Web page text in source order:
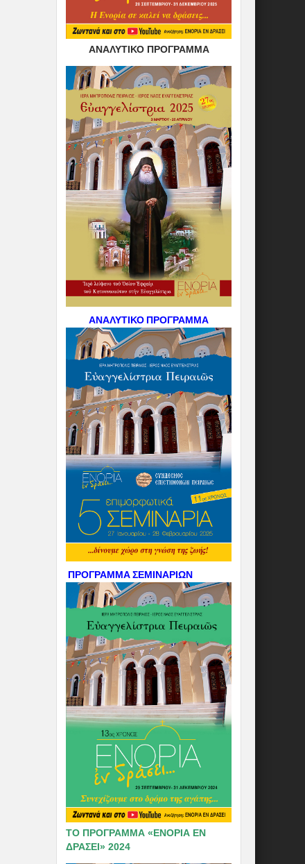
ΑΝΑΛΥΤΙΚΟ ΠΡΟΓΡΑΜΜΑ
ΑΝΑΛΥΤΙΚΟ ΠΡΟΓΡΑΜΜΑ
ΠΡΟΓΡΑΜΜΑ ΣΕΜΙΝΑΡΙΩΝ
ΤΟ ΠΡΟΓΡΑΜΜΑ «ΕΝΟΡΙΑ ΕΝ
ΔΡΑΣΕΙ» 2024